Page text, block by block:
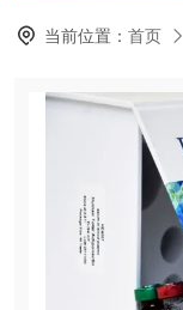
当前位置：首页